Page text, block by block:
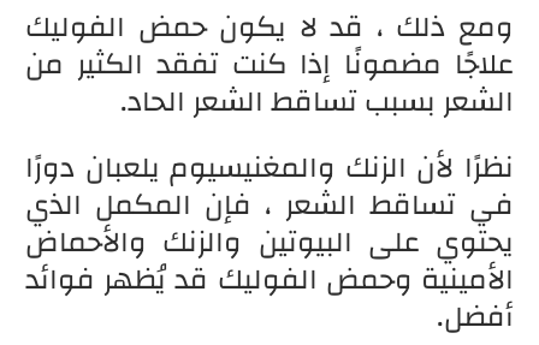
ومع ذلك ، قد لا يكون حمض الفوليك
علاجًا مضمونًا إذا كنت تفقد الكثير من
الشعر بسبب تساقط الشعر الحاد.
نظرًا لأن الزنك والمغنيسيوم يلعبان دورًا
في تساقط الشعر ، فإن المكمل الذي
يحتوي على البيوتين والزنك والأحماض
الأمينية وحمض الفوليك قد يُظهر فوائد
أفضل.